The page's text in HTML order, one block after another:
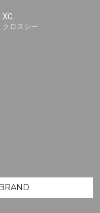
XC
クロスシー